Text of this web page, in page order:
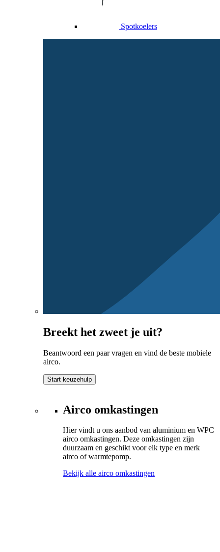
Spotkoelers
Breekt het zweet je uit?
Beantwoord een paar vragen en vind de beste mobiele
airco.
Start keuzehulp
Airco omkastingen
Hier vindt u ons aanbod van aluminium en WPC
airco omkastingen. Deze omkastingen zijn
duurzaam en geschikt voor elk type en merk
airco of warmtepomp.
Bekijk alle airco omkastingen